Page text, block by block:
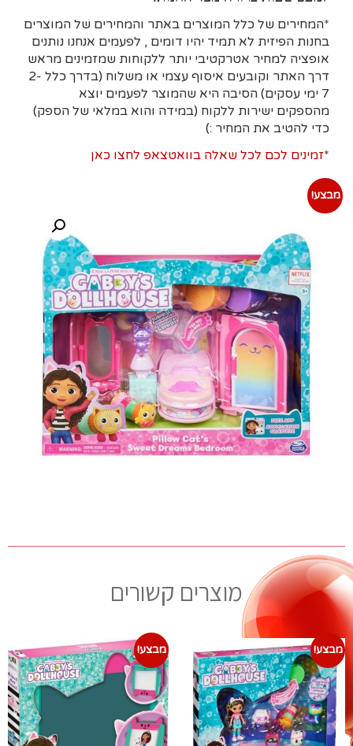
*המחירים של כלל המוצרים באתר והמחירים של המוצרים
בחנות הפיזית לא תמיד יהיו דומים , לפעמים אנחנו נותנים
אופציה למחיר אטרקטיבי יותר ללקוחות שמזמינים מראש
דרך האתר וקובעים איסוף עצמי או משלוח (בדרך כלל 2-
7 ימי עסקים)
הסיבה היא שהמוצר לפעמים יוצא
מהספקים ישירות ללקוח (במידה והוא במלאי של הספק)
כדי להטיב את המחיר :)
*זמינים לכם לכל שאלה בוואטצאפ לחצו כאן
מבצע!
מוצרים קשורים
מבצע! מבצע!